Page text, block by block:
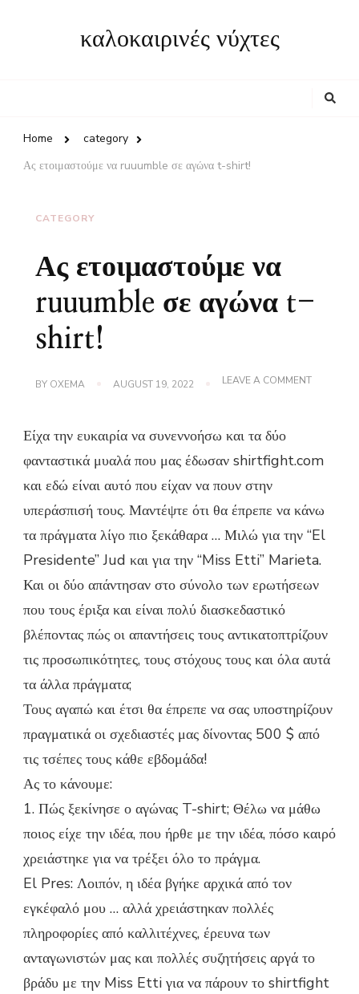
καλοκαιρινές νύχτες
Home
category
Ας ετοιμαστούμε να ruuumble σε αγώνα t-shirt!
CATEGORY
Ας ετοιμαστούμε να
ruuumble σε αγώνα t-
shirt!
BY OXEMA AUGUST 19, 2022 LEAVE A COMMENTON
ΑΓΏΝΑ
Είχα την ευκαιρία να συνεννοήσω και τα δύο
φανταστικά μυαλά που μας έδωσαν shirtfight.com
και εδώ είναι αυτό που είχαν να πουν στην
υπεράσπισή τους. Μαντέψτε ότι θα έπρεπε να κάνω
τα πράγματα λίγο πιο ξεκάθαρα … Μιλώ για την “El
Presidente” Jud και για την “Miss Etti” Marieta.
Και οι δύο απάντησαν στο σύνολο των ερωτήσεων
που τους έριξα και είναι πολύ διασκεδαστικό
βλέποντας πώς οι απαντήσεις τους αντικατοπτρίζουν
τις προσωπικότητες, τους στόχους τους και όλα αυτά
τα άλλα πράγματα;
Τους αγαπώ και έτσι θα έπρεπε να σας υποστηρίζουν
πραγματικά οι σχεδιαστές μας δίνοντας 500 $ από
τις τσέπες τους κάθε εβδομάδα!
Ας το κάνουμε:
1. Πώς ξεκίνησε ο αγώνας T-shirt; Θέλω να μάθω
ποιος είχε την ιδέα, που ήρθε με την ιδέα, πόσο καιρό
χρειάστηκε για να τρέξει όλο το πράγμα.
El Pres: Λοιπόν, η ιδέα βγήκε αρχικά από τον
εγκέφαλό μου … αλλά χρειάστηκαν πολλές
πληροφορίες από καλλιτέχνες, έρευνα των
ανταγωνιστών μας και πολλές συζητήσεις αργά το
βράδυ με την Miss Etti για να πάρουν το shirtfight